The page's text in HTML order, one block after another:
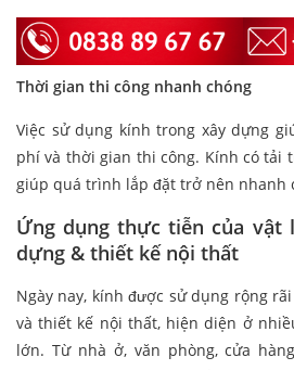
Thời gian thi công nhanh chóng
Việc sử dụng kính trong xây dựng
phí và thời gian thi công. Kính có tải
giúp quá trình lắp đặt trở nên nhanh
Ứng dụng thực tiễn của vật
dựng & thiết kế nội thất
Ngày nay, kính được sử dụng rộng
và thiết kế nội thất, hiện diện ở
lớn. Từ nhà ở, văn phòng, cửa